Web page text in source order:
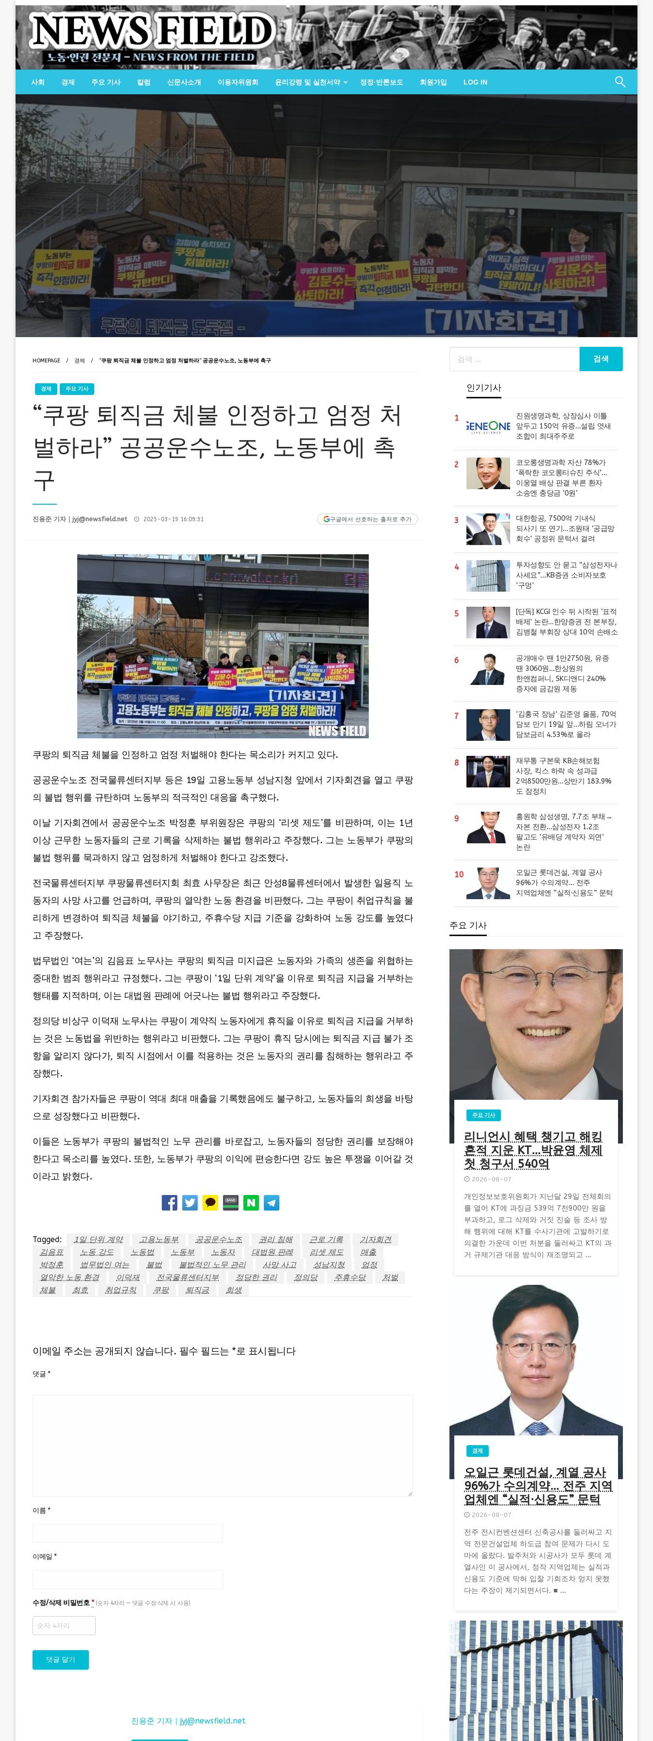
content
뉴스필드
노동·인권 전문지
사회 경제 주요 기사 칼럼 신문사소개 이용자위원회 윤리강령 및 실천서약 정정·반론보도 회원가입 LOG IN
HOMEPAGE 경제 “쿠팡 퇴직금 체불 인정하고 엄정 처벌하라” 공공운수노조, 노동부에 촉구
경제 주요 기사
“쿠팡 퇴직금 체불 인정하고 엄정 처
벌하라” 공공운수노조, 노동부에 촉
구
구글에서 선호하는 출처로 추가
진용준 기자｜ jyj@newsfield.net
Posted
2025-03-19 16:09:31
쿠팡의 퇴직금 체불을 인정하고 엄정 처벌해야 한다는 목소리가 커지고 있다.
공공운수노조 전국물류센터지부 등은 19일 고용노동부 성남지청 앞에서 기자회견을 열고 쿠팡
의 불법 행위를 규탄하며 노동부의 적극적인 대응을 촉구했다.
이날 기자회견에서 공공운수노조 박정훈 부위원장은 쿠팡의 ‘리셋 제도’를 비판하며, 이는 1년
이상 근무한 노동자들의 근로 기록을 삭제하는 불법 행위라고 주장했다. 그는 노동부가 쿠팡의
불법 행위를 묵과하지 않고 엄정하게 처벌해야 한다고 강조했다.
전국물류센터지부 쿠팡물류센터지회 최효 사무장은 최근 안성8물류센터에서 발생한 일용직 노
동자의 사망 사고를 언급하며, 쿠팡의 열악한 노동 환경을 비판했다. 그는 쿠팡이 취업규칙을 불
리하게 변경하여 퇴직금 체불을 야기하고, 주휴수당 지급 기준을 강화하여 노동 강도를 높였다
고 주장했다.
법무법인 ‘여는’의 김음표 노무사는 쿠팡의 퇴직금 미지급은 노동자와 가족의 생존을 위협하는
중대한 범죄 행위라고 규정했다. 그는 쿠팡이 ‘1일 단위 계약’을 이유로 퇴직금 지급을 거부하는
행태를 지적하며, 이는 대법원 판례에 어긋나는 불법 행위라고 주장했다.
정의당 비상구 이덕재 노무사는 쿠팡이 계약직 노동자에게 휴직을 이유로 퇴직금 지급을 거부하
는 것은 노동법을 위반하는 행위라고 비판했다. 그는 쿠팡이 휴직 당시에는 퇴직금 지급 불가 조
항을 알리지 않다가, 퇴직 시점에서 이를 적용하는 것은 노동자의 권리를 침해하는 행위라고 주
장했다.
기자회견 참가자들은 쿠팡이 역대 최대 매출을 기록했음에도 불구하고, 노동자들의 희생을 바탕
으로 성장했다고 비판했다.
이들은 노동부가 쿠팡의 불법적인 노무 관리를 바로잡고, 노동자들의 정당한 권리를 보장해야
한다고 목소리를 높였다. 또한, 노동부가 쿠팡의 이익에 편승한다면 강도 높은 투쟁을 이어갈 것
이라고 밝혔다.
Tagged: 1일 단위 계약 고용노동부 공공운수노조 권리 침해 근로 기록
기자회견
김음표
노동 강도 노동법 노동부 노동자 대법원 판례 리셋 제도
매출
박정훈
법무법인 여는 불법 불법적인 노무 관리 사망 사고 성남지청
엄정
열악한 노동 환경
이덕재 전국물류센터지부 정당한 권리 정의당 주휴수당
처벌
체불
최효 취업규칙 쿠팡 퇴직금 희생
이메일 주소는 공개되지 않습니다. 필수 필드는 *로 표시됩니다
댓글 *
이름 *
이메일 *
수정/삭제 비밀번호 * (숫자 4자리 — 댓글 수정·삭제 시 사용)
진용준 기자｜jyj@newsfield.net
인기기사
1
진원생명과학, 상장심사 이틀
앞두고 150억 유증…설립 엿새
조합이 최대주주로
2
코오롱생명과학 자산 78%가
‘폭락한 코오롱티슈진 주식’…
이웅열 배상 판결 부른 환자
소송엔 충당금 ‘0원’
3
대한항공, 7500억 기내식
되사기 또 연기…조원태 ‘공급망
회수’ 공정위 문턱서 걸려
4
투자성향도 안 묻고 “삼성전자나
사세요”…KB증권 소비자보호
‘구멍’
5
[단독] KCGI 인수 뒤 시작된 ‘표적
배제’ 논란…한양증권 전 본부장,
김병철 부회장 상대 10억 손배소
6
공개매수 땐 1만2750원, 유증
땐 3060원…한상원의
한앤컴퍼니, SK디앤디 240%
증자에 금감원 제동
7
‘김홍국 장남’ 김준영 올품, 70억
담보 만기 19일 앞…하림 오너가
담보금리 4.53%로 올라
8
재무통 구본욱 KB손해보험
사장, 킥스 하락 속 성과급
2억8500만원…상반기 183.9%
도 잠정치
9
홍원학 삼성생명, 7.7조 부채→
자본 전환…삼성전자 1.2조
팔고도 ‘유배당 계약자 외면’
논란
10
오일근 롯데건설, 계열 공사
96%가 수의계약… 전주
지역업체엔 “실적·신용도” 문턱
주요 기사
주요 기사
리니언시 혜택 챙기고 해킹
흔적 지운 KT…박윤영 체제
첫 청구서 540억
2026-08-07
개인정보보호위원회가 지난달 29일 전체회의
를 열어 KT에 과징금 539억 7천900만 원을
부과하고, 로그 삭제와 거짓 진술 등 조사 방
해 행위에 대해 KT를 수사기관에 고발하기로
의결한 가운데 이번 처분을 둘러싸고 KT의 과
거 규제기관 대응 방식이 재조명되고 ...
경제
오일근 롯데건설, 계열 공사
96%가 수의계약… 전주 지역
업체엔 “실적·신용도” 문턱
2026-08-07
전주 전시컨벤션센터 신축공사를 둘러싸고 지
역 전문건설업체 하도급 참여 문제가 다시 도
마에 올랐다. 발주처와 시공사가 모두 롯데 계
열사인 이 공사에서, 정작 지역업체는 실적과
신용도 기준에 막혀 입찰 기회조차 얻지 못했
다는 주장이 제기되면서다. ■ ...